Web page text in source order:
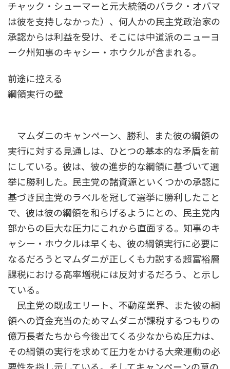
チャック・シューマーと元大統領のバラク・オバマ
は彼を支持しなかった）、何人かの民主党政治家の
承認からは利益を受け、そこには中道派のニューヨ
ーク州知事のキャシー・ホウクルが含まれる。
前途に控える
綱領実行の壁
マムダニのキャンペーン、勝利、また彼の綱領の
実行に対する見通しは、ひとつの基本的な矛盾を前
にしている。彼は、彼の進歩的な綱領に基づいて選
挙に勝利した。民主党の諸資源といくつかの承認に
基づき民主党のラベルを冠して選挙に勝利したこと
で、彼は彼の綱領を和らげるようにとの、民主党内
部からの巨大な圧力にこれから直面する。知事のキ
ャシー・ホウクルは早くも、彼の綱領実行に必要に
なるだろうとマムダニが正しくも力説する超富裕層
課税における高率増税には反対するだろう、と示し
ている。
民主党の既成エリート、不動産業界、また彼の綱
領への資金充当のためマムダニが課税するつもりの
億万長者たちから今後出てくる少なからぬ圧力は、
その綱領の実行を求めて圧力をかける大衆運動の必